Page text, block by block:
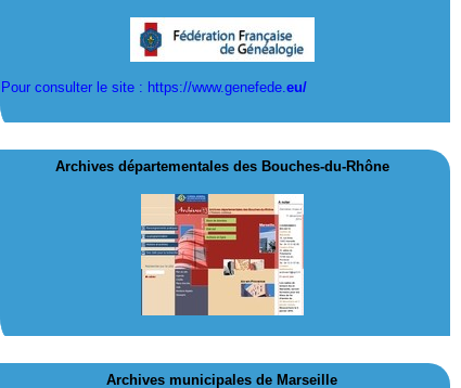
Pour consulter le site : https://www.genefede.eu/
Archives départementales des Bouches-du-Rhône
Archives municipales de Marseille